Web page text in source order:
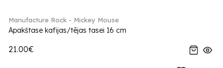
Manufacture Rock - Mickey Mouse
Apakštase kafijas/tējas tasei 16 cm
21.00€